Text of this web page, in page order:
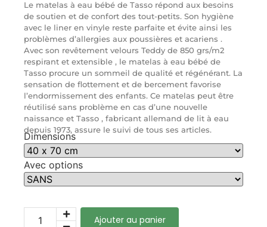
Le matelas à eau bébé de Tasso répond aux besoins
de soutien et de confort des tout-petits. Son hygiène
avec le liner en vinyle reste parfaite et évite ainsi les
problèmes d’allergies aux poussières et acariens .
Avec son revêtement velours Teddy de 850 grs/m2
respirant et extensible , le matelas à eau bébé de
Tasso procure un sommeil de qualité et régénérant. La
sensation de flottement et de bercement favorise
l’endormissement des enfants. Ce matelas peut être
réutilisé sans problème en cas d’une nouvelle
naissance et Tasso , fabricant allemand de lit à eau
depuis 1973, assure le suivi de tous ses articles.
Dimensions
Avec options
Ajouter au panier